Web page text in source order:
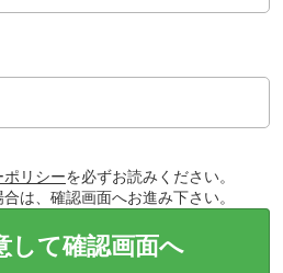
リシーを必ずお読みください。
は、確認画面へお進み下さい。
して確認画面へ